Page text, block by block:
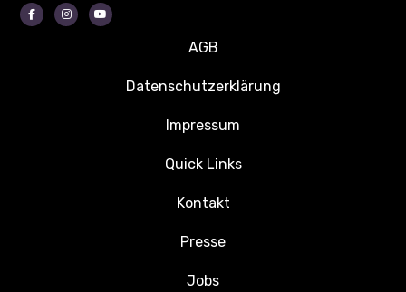
FacebookInstagram
AGB
Datenschutzerklärung
Impressum
Quick Links
Kontakt
Presse
Jobs